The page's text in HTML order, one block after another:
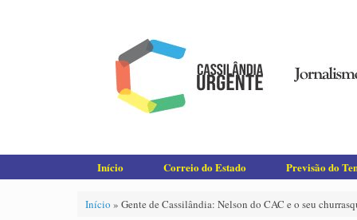
Início Correio do Estado Previsão do
Início » Gente de Cassilândia: Nelson do CAC e o seu